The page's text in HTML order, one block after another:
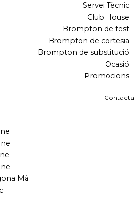
Servei Tècnic
Club House
Brompton de test
Brompton de cortesia
Brompton de substitució
Ocasió
Promocions
Contacta
Mà